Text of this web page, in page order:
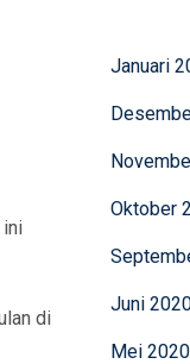
ini
di
Januari
Oktober
Juni
Mei 2020